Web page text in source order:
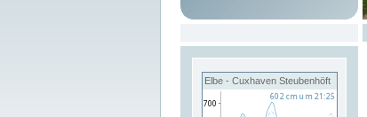
Elbe - Cuxhaven Steubenhöft